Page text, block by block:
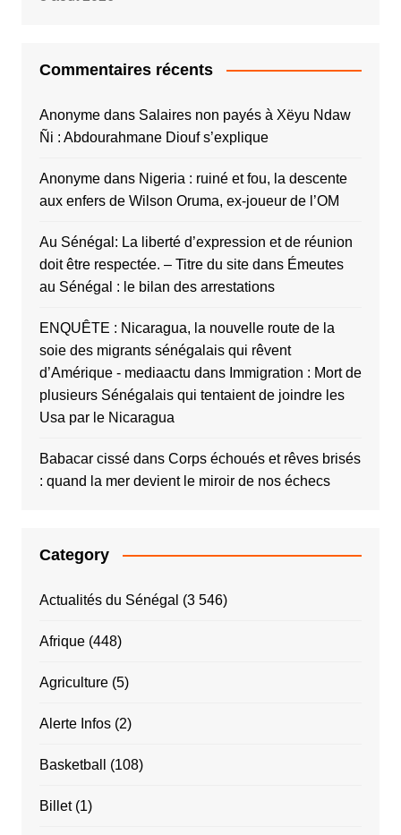
Commentaires récents
Anonymedans Salaires non payés à Xëyu Ndaw
Ñi : Abdourahmane Diouf s’explique
Anonymedans Nigeria : ruiné et fou, la descente
aux enfers de Wilson Oruma, ex-joueur de l’OM
Au Sénégal: La liberté d’expression et de réunion
doit être respectée. – Titre du sitedans Émeutes
au Sénégal : le bilan des arrestations
ENQUÊTE : Nicaragua, la nouvelle route de la
soie des migrants sénégalais qui rêvent
d’Amérique - mediaactu dans Immigration : Mort de
plusieurs Sénégalais qui tentaient de joindre les
Usa par le Nicaragua
Babacar cissédans Corps échoués et rêves brisés
: quand la mer devient le miroir de nos échecs
Category
Actualités du Sénégal (3 546)
Afrique(448)
Agriculture(5)
Alerte Infos(2)
Basketball (108)
Billet(1)